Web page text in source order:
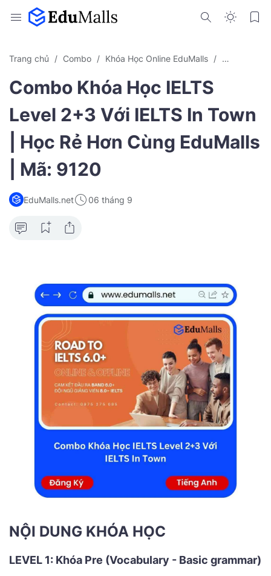
Trang chủ Combo Khóa Học Online EduMalls Luyện Thi
Combo Khóa Học IELTS
Level 2+3 Với IELTS In Town
| Học Rẻ Hơn Cùng EduMalls
| Mã: 9120
EduMalls.net 06 tháng 9
NỘI DUNG KHÓA HỌC
LEVEL 1: Khóa Pre (Vocabulary - Basic grammar)